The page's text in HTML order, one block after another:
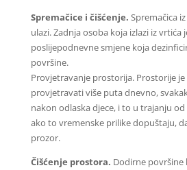
Spremačice i čišćenje. Spremačica
ulazi. Zadnja osoba koja izlazi iz vrtića
poslijepodnevne smjene koja
površine.
Provjetravanje prostorija. Prostorije
provjetravati više puta dnevno,
nakon odlaska djece, i to u trajanju
ako to vremenske prilike dopuštaju,
prozor.
Čišćenje prostora. Dodirne površine